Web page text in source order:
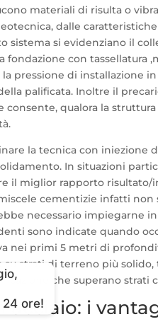
materiali di risulta o
dalle
sistema si evidenziano il
fondazione con
pressione di installazione
palificata. Inoltre il
qualora la
la tecnica con iniezione
In situazioni
il miglior rapporto risultato/
cementizie infatti
necessario impiegarne
sono indicate quando
nei primi 5 metri di
strati di terreno più
che superano strati
acciaio: i
ore!